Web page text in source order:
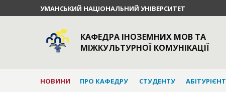
УМАНСЬКИЙ НАЦІОНАЛЬНИЙ УНІВЕРСИТЕТ
КАФЕДРА ІНОЗЕМНИХ МОВ ТА
МІЖКУЛЬТУРНОЇ КОМУНІКАЦІЇ
НОВИНИ ПРО КАФЕДРУ СТУДЕНТУ